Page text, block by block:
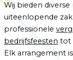
Wij bieden
uiteenlopende
professionele
bedrijfsfeesten tot
Elk arrangement